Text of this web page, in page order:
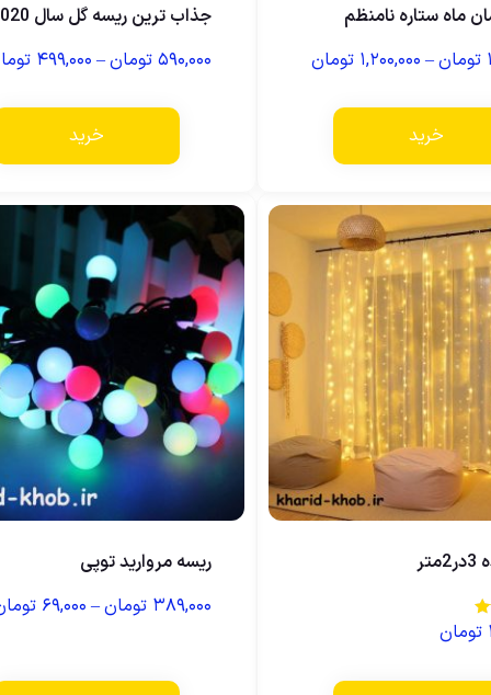
ماه ستاره نامنظم
تومان– ۱,۲۰۰,۰۰۰ تومان
خرید
جذاب ترین ریسه گل سال 2020
۵۹۰,۰۰۰ تومان– ۴۹۹,۰۰۰
خرید
تومان
ریسه مروارید توپی
۳۸۹,۰۰۰ تومان– ۶۹,۰۰۰